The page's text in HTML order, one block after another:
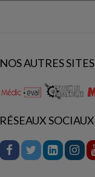
NOS AUTRES SITES
RÉSEAUX SOCIAUX